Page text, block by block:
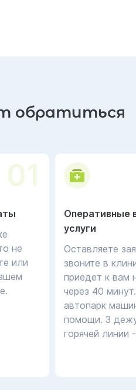
обратиться
01
не
или
Оперативные
услуги
Оставляете
звоните в
приедет к вам
через 40
автопарк
помощи. 3
горячей линии